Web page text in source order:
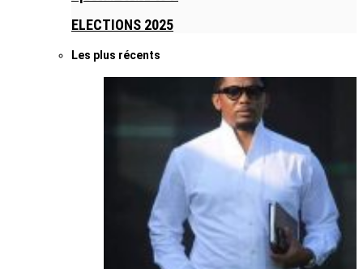
ELECTIONS 2025
Les plus récents